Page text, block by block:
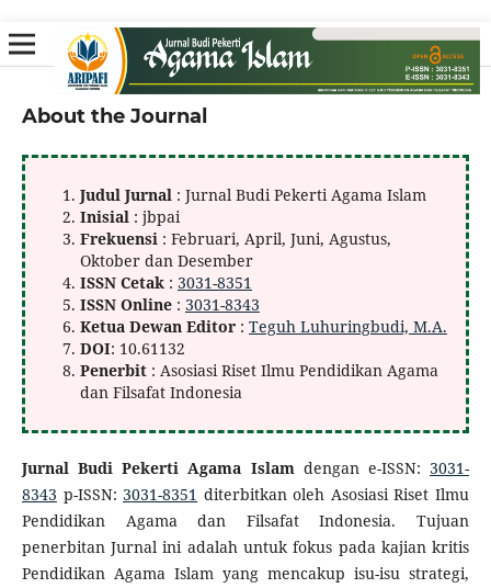
About the Journal
Judul Jurnal : Jurnal Budi Pekerti Agama Islam
Inisial : jbpai
Frekuensi : Februari, April, Juni, Agustus,
Oktober dan Desember
ISSN Cetak : 3031-8351
ISSN Online : 3031-8343
Ketua Dewan Editor : Teguh Luhuringbudi, M.A.
DOI: 10.61132
Penerbit : Asosiasi Riset Ilmu Pendidikan Agama
dan Filsafat Indonesia
Jurnal Budi Pekerti Agama Islamdengan e-ISSN: 3031-
8343 p-ISSN: 3031-8351 diterbitkan oleh Asosiasi Riset Ilmu
Pendidikan Agama dan Filsafat Indonesia. Tujuan
penerbitan Jurnal ini adalah untuk fokus pada kajian kritis
Pendidikan Agama Islam yang mencakup isu-isu strategi,